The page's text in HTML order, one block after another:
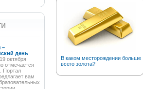
–
день
19 октября
отмечается
Портал
вам
В каком месторождении больше
всего золота?